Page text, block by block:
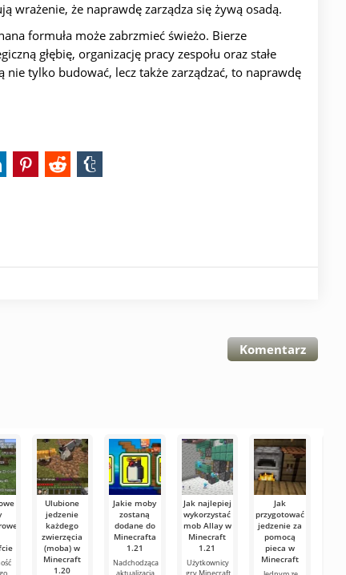
wrażenie, że naprawdę zarządza się żywą osadą.
formuła może zabrzmieć świeżo. Bierze
głębię, organizację pracy zespołu oraz stałe
tylko budować, lecz także zarządzać, to naprawdę
Komentarz
Ulubione
jedzenie
każdego
zwierzęcia
(moba) w
Minecraft
1.20
Jakie moby
zostaną
dodane do
Minecrafta
1.21
Nadchodząca
Jak najlepiej
wykorzystać
mob Allay w
Minecraft
1.21
Użytkownicy
Jak
przygotować
jedzenie za
pomocą
pieca w
Minecraft